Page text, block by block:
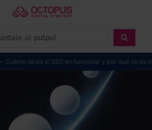
Cuánto tarda el SEO en funcionar y por qué no es